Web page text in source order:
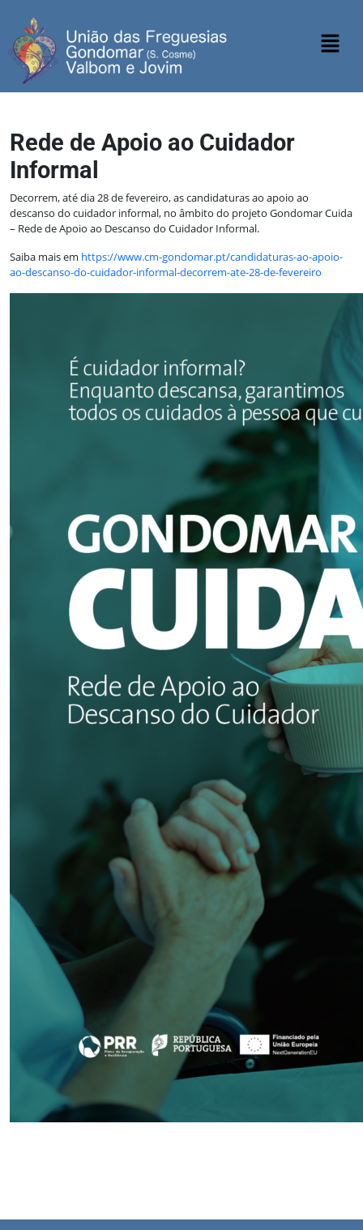
Rede de Apoio ao Cuidador
Informal
Decorrem, até dia 28 de fevereiro, as candidaturas ao apoio ao
descanso do cuidador informal, no âmbito do projeto Gondomar Cuida
– Rede de Apoio ao Descanso do Cuidador Informal.
Saiba mais em https://www.cm-gondomar.pt/candidaturas-ao-apoio-
ao-descanso-do-cuidador-informal-decorrem-ate-28-de-fevereiro